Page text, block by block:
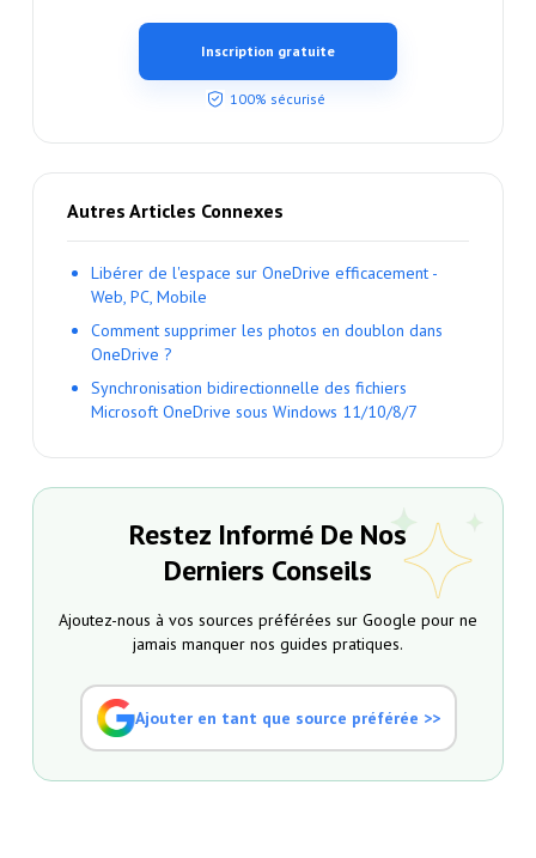
Inscription gratuite
100% sécurisé
Autres Articles Connexes
Libérer de l'espace sur OneDrive efficacement -
Web, PC, Mobile
Comment supprimer les photos en doublon dans
OneDrive ?
Synchronisation bidirectionnelle des fichiers
Microsoft OneDrive sous Windows 11/10/8/7
Restez Informé De Nos
Derniers Conseils
Ajoutez-nous à vos sources préférées sur Google pour ne
jamais manquer nos guides pratiques.
Ajouter en tant que source préférée >>